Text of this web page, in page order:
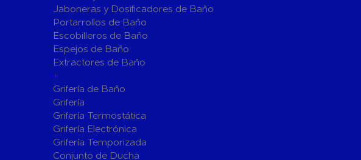
Sistemas de Energía Solar Fotovoltaica
Paneles
Accesorios
Fontanería
Accesorios para Instalación de Gas
Válvulas para Gas
Bombas
Bombas Sumergibles
Jaboneras y Dosificadores de Baño
Portarrollos de Baño
Escobilleros de Baño
Espejos de Baño
Extractores de Baño
+
Grifería de Baño
Grifería
Grifería Termostática
Grifería Electrónica
Grifería Temporizada
Conjunto de Ducha